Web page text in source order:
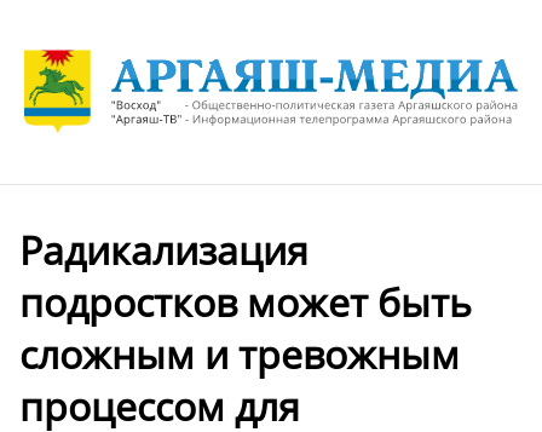
Радикализация
подростков может быть
сложным и тревожным
процессом для